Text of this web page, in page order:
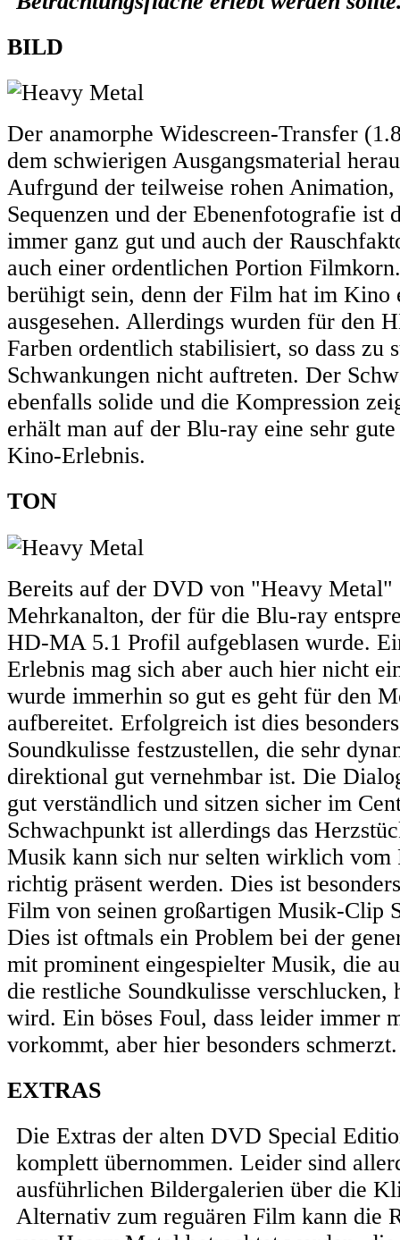
BILD
Der anamorphe Widescreen-Transfer
dem schwierigen Ausgangsmaterial
Aufrgund der teilweise rohen Animation,
Sequenzen und der Ebenenfotografie ist
immer ganz gut und auch der
auch einer ordentlichen Portion
berühigt sein, denn der Film hat im Kino
ausgesehen. Allerdings wurden für den
Farben ordentlich stabilisiert, so dass zu
Schwankungen nicht auftreten. Der
ebenfalls solide und die Kompression
erhält man auf der Blu-ray eine sehr
Kino-Erlebnis.
TON
Bereits auf der DVD von "Heavy Metal"
Mehrkanalton, der für die Blu-ray
HD-MA 5.1 Profil aufgeblasen wurde.
Erlebnis mag sich aber auch hier nicht
wurde immerhin so gut es geht für den
aufbereitet. Erfolgreich ist dies
Soundkulisse festzustellen, die sehr
direktional gut vernehmbar ist. Die
gut verständlich und sitzen sicher im
Schwachpunkt ist allerdings das
Musik kann sich nur selten wirklich vom
richtig präsent werden. Dies ist
Film von seinen großartigen Musik-Clip
Dies ist oftmals ein Problem bei der
mit prominent eingespielter Musik, die
die restliche Soundkulisse verschlucken,
wird. Ein böses Foul, dass leider immer
vorkommt, aber hier besonders schmerzt.
EXTRAS
Die Extras der alten DVD Special
komplett übernommen. Leider sind
ausführlichen Bildergalerien über die
Alternativ zum reguären Film kann die